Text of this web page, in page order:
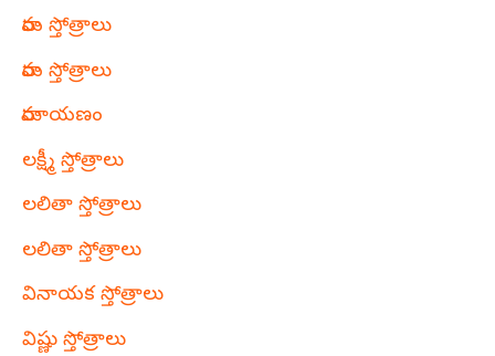
రామ స్తోత్రాలు
రామ స్తోత్రాలు
రామాయణం
లక్ష్మీ స్తోత్రాలు
లలితా స్తోత్రాలు
లలితా స్తోత్రాలు
వినాయక స్తోత్రాలు
విష్ణు స్తోత్రాలు